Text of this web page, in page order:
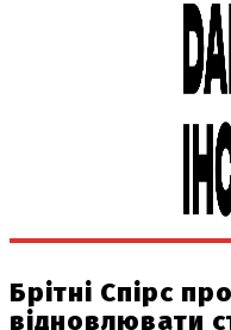
Брітні Спірс
відновлювати